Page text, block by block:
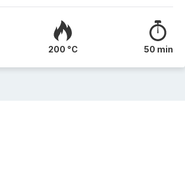
200 °C 50 min